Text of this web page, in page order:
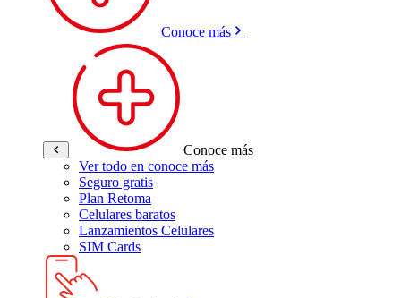
Conoce más
Conoce más
Ver todo en conoce más
Seguro gratis
Plan Retoma
Celulares baratos
Lanzamientos Celulares
SIM Cards